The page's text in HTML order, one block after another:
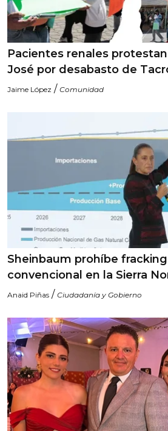
Pacientes renales protestan
José por desabasto de
Jaime López / Comunidad
Sheinbaum prohíbe
convencional en la Sierra
Anaid Piñas / Ciudadanía y Gobierno